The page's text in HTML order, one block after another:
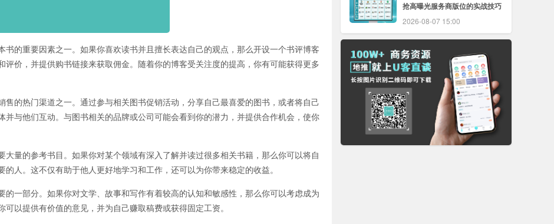
的重要因素之一。如果你喜欢读书并且擅长表达自己的观点，那么开设一个书评博客
价，并提供购书链接来获取佣金。随着你的博客受关注度的提高，你有可能获得更多
的热门渠道之一。通过参与相关图书促销活动，分享自己最喜爱的图书，或者将自己
与他们互动。与图书相关的品牌或公司可能会看到你的潜力，并提供合作机会，使你
量的参考书目。如果你对某个领域有深入了解并读过很多相关书籍，那么你可以将自
人。这不仅有助于他人更好地学习和工作，还可以为你带来稳定的收益。
一部分。如果你对文学、故事和写作有着较高的认知和敏感性，那么你可以考虑成为
以提供有价值的意见，并为自己赚取稿费或获得固定工资。
抢高曝光服务商版位的实战技巧
2026-08-07 15:00